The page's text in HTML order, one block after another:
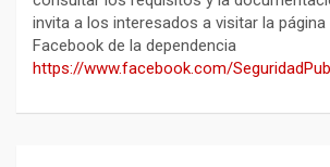
invita a los interesados a visitar la página
Facebook de la dependencia
https://www.facebook.com/